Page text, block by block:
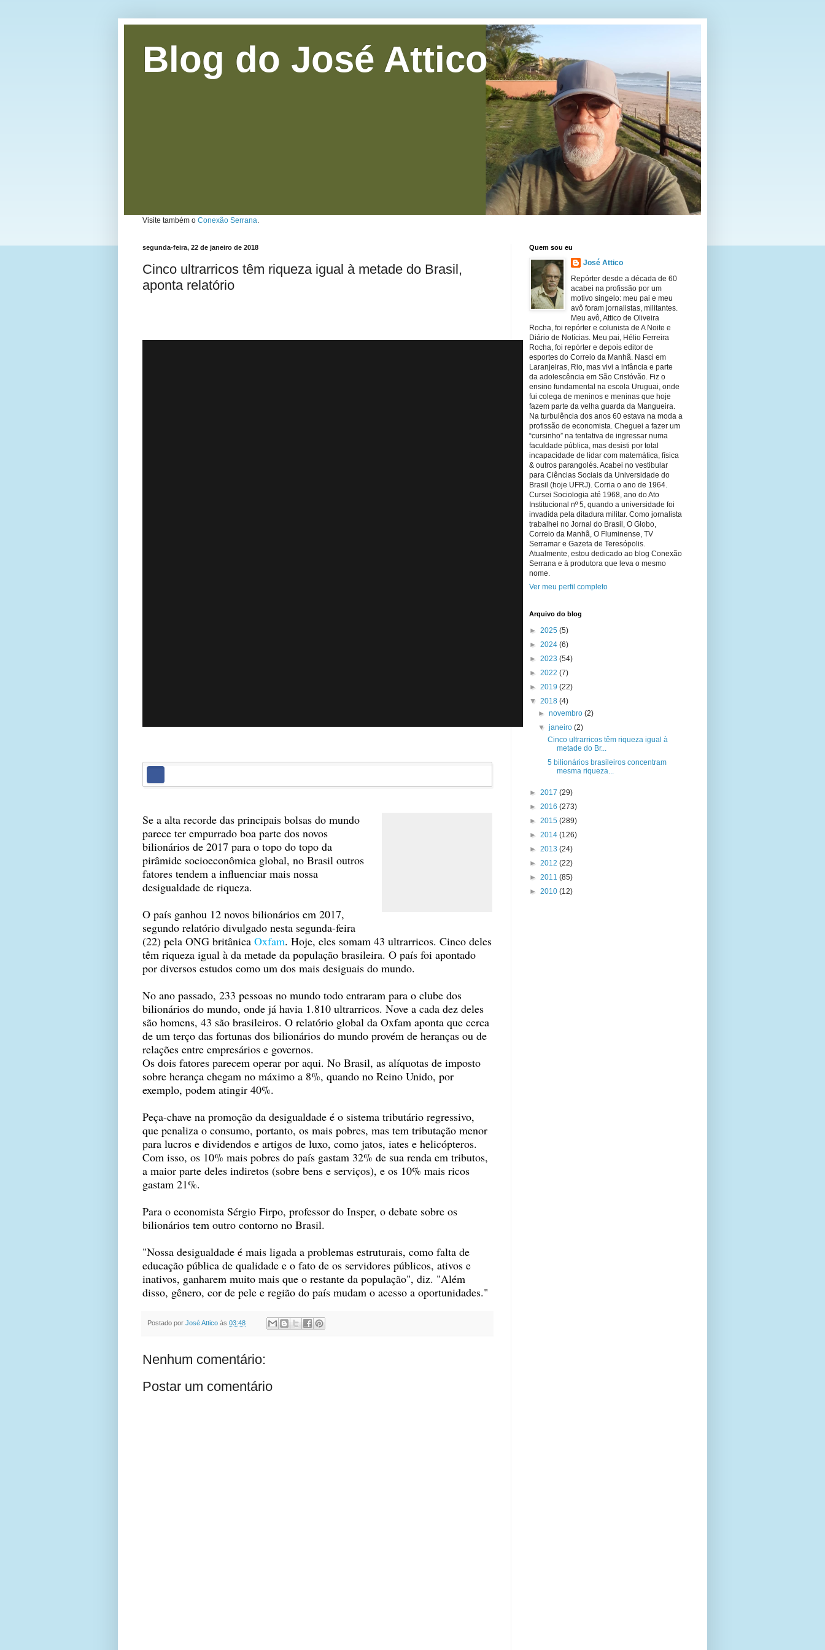
Blog do José Attico
Visite também o Conexão Serrana.
segunda-feira, 22 de janeiro de 2018
Cinco ultrarricos têm riqueza igual à metade do Brasil,
aponta relatório
Se a alta recorde das principais bolsas do mundo
parece ter empurrado boa parte dos novos
bilionários de 2017 para o topo do topo da
pirâmide socioeconômica global, no Brasil outros
fatores tendem a influenciar mais nossa
desigualdade de riqueza.
O país ganhou 12 novos bilionários em 2017,
segundo relatório divulgado nesta segunda-feira
(22) pela ONG britânica Oxfam. Hoje, eles somam 43 ultrarricos. Cinco deles
têm riqueza igual à da metade da população brasileira. O país foi apontado
por diversos estudos como um dos mais desiguais do mundo.
No ano passado, 233 pessoas no mundo todo entraram para o clube dos
bilionários do mundo, onde já havia 1.810 ultrarricos. Nove a cada dez deles
são homens, 43 são brasileiros. O relatório global da Oxfam aponta que cerca
de um terço das fortunas dos bilionários do mundo provém de heranças ou de
relações entre empresários e governos.
Os dois fatores parecem operar por aqui. No Brasil, as alíquotas de imposto
sobre herança chegam no máximo a 8%, quando no Reino Unido, por
exemplo, podem atingir 40%.
Peça-chave na promoção da desigualdade é o sistema tributário regressivo,
que penaliza o consumo, portanto, os mais pobres, mas tem tributação menor
para lucros e dividendos e artigos de luxo, como jatos, iates e helicópteros.
Com isso, os 10% mais pobres do país gastam 32% de sua renda em tributos,
a maior parte deles indiretos (sobre bens e serviços), e os 10% mais ricos
gastam 21%.
Para o economista Sérgio Firpo, professor do Insper, o debate sobre os
bilionários tem outro contorno no Brasil.
"Nossa desigualdade é mais ligada a problemas estruturais, como falta de
educação pública de qualidade e o fato de os servidores públicos, ativos e
inativos, ganharem muito mais que o restante da população", diz. "Além
disso, gênero, cor de pele e região do país mudam o acesso a oportunidades."
Postado por José Attico às 03:48
Nenhum comentário:
Postar um comentário
Quem sou eu
José Attico
Repórter desde a década de 60
acabei na profissão por um
motivo singelo: meu pai e meu
avô foram jornalistas, militantes.
Meu avô, Attico de Oliveira
Rocha, foi repórter e colunista de A Noite e
Diário de Notícias. Meu pai, Hélio Ferreira
Rocha, foi repórter e depois editor de
esportes do Correio da Manhã. Nasci em
Laranjeiras, Rio, mas vivi a infância e parte
da adolescência em São Cristóvão. Fiz o
ensino fundamental na escola Uruguai, onde
fui colega de meninos e meninas que hoje
fazem parte da velha guarda da Mangueira.
Na turbulência dos anos 60 estava na moda a
profissão de economista. Cheguei a fazer um
“cursinho” na tentativa de ingressar numa
faculdade pública, mas desisti por total
incapacidade de lidar com matemática, física
& outros parangolés. Acabei no vestibular
para Ciências Sociais da Universidade do
Brasil (hoje UFRJ). Corria o ano de 1964.
Cursei Sociologia até 1968, ano do Ato
Institucional nº 5, quando a universidade foi
invadida pela ditadura militar. Como jornalista
trabalhei no Jornal do Brasil, O Globo,
Correio da Manhã, O Fluminense, TV
Serramar e Gazeta de Teresópolis.
Atualmente, estou dedicado ao blog Conexão
Serrana e à produtora que leva o mesmo
nome.
Ver meu perfil completo
Arquivo do blog
► 2025 (5)
► 2024 (6)
► 2023 (54)
► 2022 (7)
► 2019 (22)
▼ 2018 (4)
►novembro(2)
▼janeiro(2)
Cinco ultrarricos têm riqueza igual à
metade do Br...
5 bilionários brasileiros concentram
mesma riqueza...
► 2017 (29)
► 2016 (273)
► 2015 (289)
► 2014 (126)
► 2013 (24)
► 2012 (22)
► 2011 (85)
► 2010 (12)